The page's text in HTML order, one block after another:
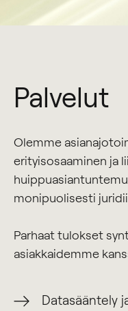
Palvelut
Olemme
erityisosaaminen ja
monipuolisesti
Parhaat tulokset
asiakkaidemme
Datasääntely